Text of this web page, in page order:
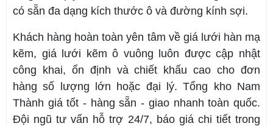
có sẵn đa dạng kích thước ô và đường kính sợi.
Khách hàng hoàn toàn yên tâm về giá lưới hàn mạ
kẽm, giá lưới kẽm ô vuông luôn được cập nhật
công khai, ổn định và chiết khấu cao cho đơn
hàng số lượng lớn hoặc đại lý. Tổng kho Nam
Thành giá tốt - hàng sẵn - giao nhanh toàn quốc.
Đội ngũ tư vấn hỗ trợ 24/7, báo giá chi tiết trong